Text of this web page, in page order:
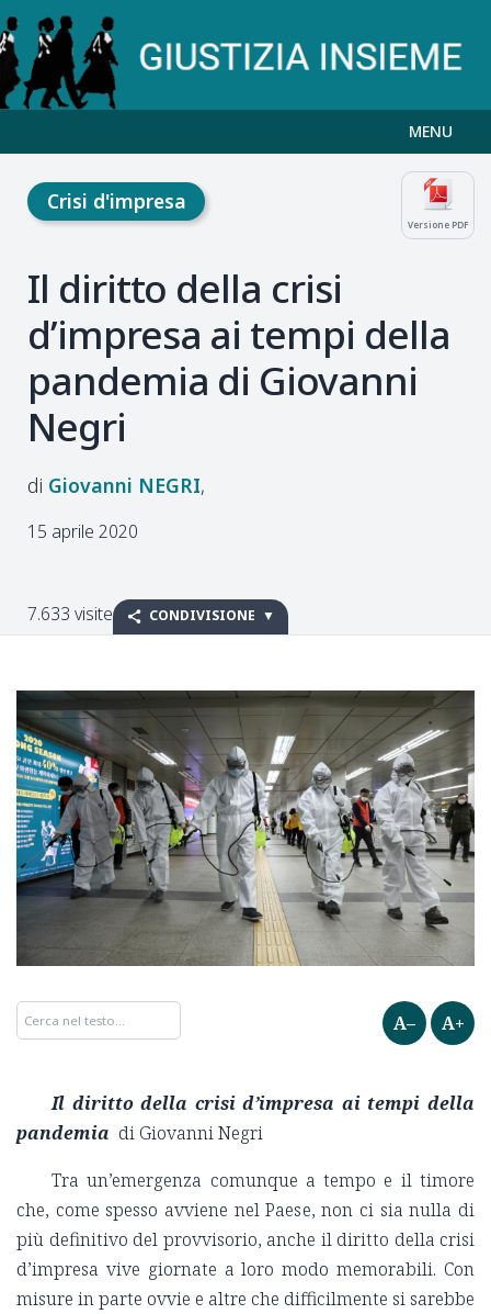
MENU
Versione PDF
Crisi d'impresa
Il diritto della crisi
d’impresa ai tempi della
pandemia di Giovanni
Negri
Giovanni NEGRI
15 aprile 2020
7.633 visite CONDIVISIONE
A– A+
Il diritto della crisi d’impresa ai tempi della
pandemia di Giovanni Negri
Tra un’emergenza comunque a tempo e il timore
che, come spesso avviene nel Paese, non ci sia nulla di
più definitivo del provvisorio, anche il diritto della crisi
d’impresa vive giornate a loro modo memorabili. Con
misure in parte ovvie e altre che difficilmente si sarebbe